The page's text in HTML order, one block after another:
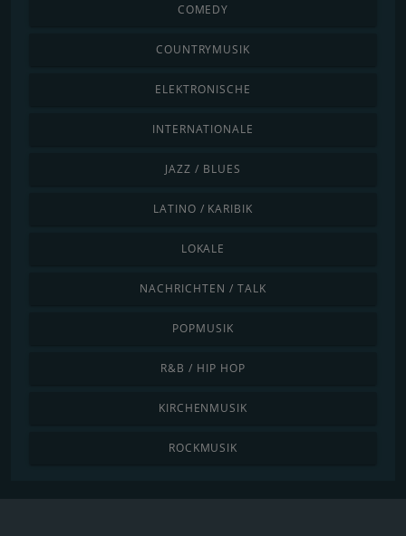
COMEDY
COUNTRYMUSIK
ELEKTRONISCHE
INTERNATIONALE
JAZZ / BLUES
LATINO / KARIBIK
LOKALE
NACHRICHTEN / TALK
POPMUSIK
R&B / HIP HOP
KIRCHENMUSIK
ROCKMUSIK